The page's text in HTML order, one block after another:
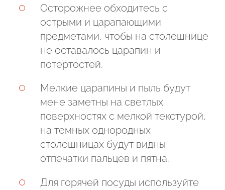
Осторожнее обходитесь с
острыми и царапающими
предметами, чтобы на столешнице
не оставалось царапин и
потертостей.
Мелкие царапины и пыль будут
мене заметны на светлых
поверхностях с мелкой текстурой,
на темных однородных
столешницах будут видны
отпечатки пальцев и пятна.
Для горячей посуды используйте
ОТПРАВИТЬ ПРОЕКТ
ОТПРАВИТЬ